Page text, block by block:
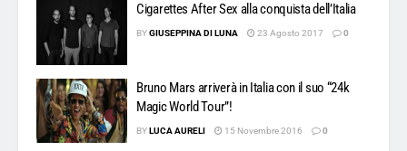
Cigarettes After Sex alla conquista dell’Italia
BYGIUSEPPINA DI LUNA 23 Agosto 2017 0
Bruno Mars arriverà in Italia con il suo “24k
Magic World Tour”!
BYLUCA AURELI 15 Novembre 2016 0